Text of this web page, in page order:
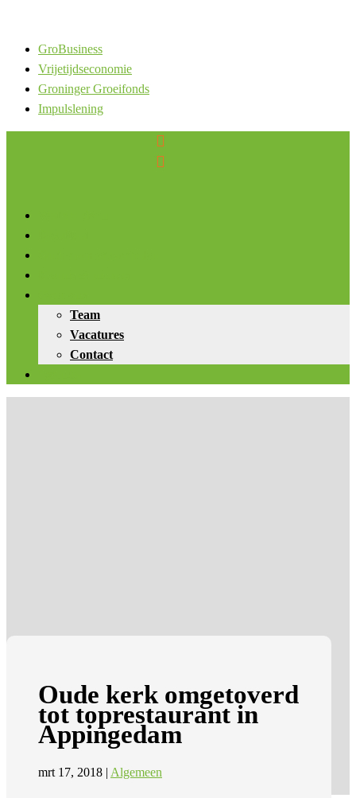
GroBusiness
Vrijetijdseconomie
Groninger Groeifonds
Impulslening


Team
Vacatures
Contact
Oude kerk omgetoverd
tot toprestaurant in
Appingedam
mrt 17, 2018 | Algemeen